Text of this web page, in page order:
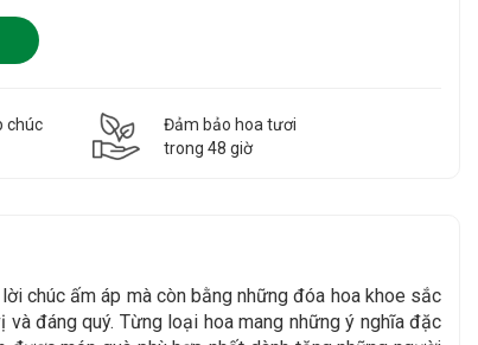
chúc
Đảm bảo hoa tươi
trong 48 giờ
chúc ấm áp mà còn bằng những đóa hoa khoe sắc
đáng quý. Từng loại hoa mang những ý nghĩa đặc